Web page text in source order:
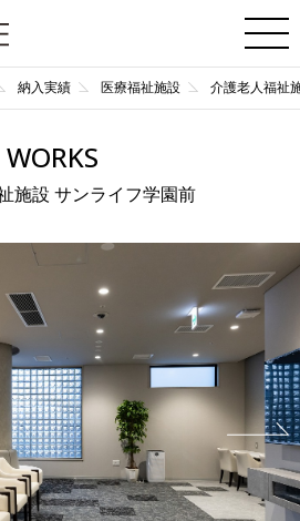
納入実績 医療福祉施設 介護老人福祉
WORKS
施設 サンライフ学園前